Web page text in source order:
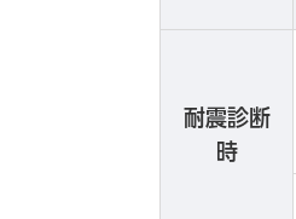
耐震診断
時